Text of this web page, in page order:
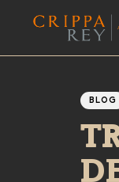
BLOG